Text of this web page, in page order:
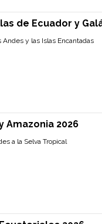
de Ecuador y
Andes y las Islas Encantadas
Amazonia 2026
a la Selva Tropical